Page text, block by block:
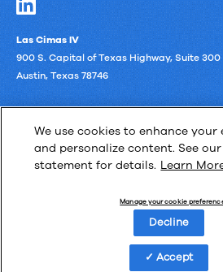
Las Cimas IV
900 S. Capital of Texas Highway, Suite 300
Austin, Texas 78746
© Upland Software, Inc. All Rights Reserved.
Statut des produits Objectif Lune
We use cookies to enhance your
and personalize content. See
statement for details. Learn
Manage your cookie
Decline
Accept